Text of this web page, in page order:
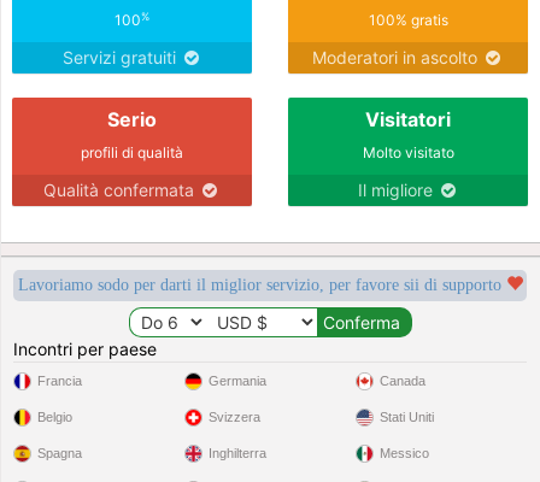
100%
Servizi gratuiti
100% gratis
Moderatori in ascolto
Serio
profili di qualità
Qualità confermata
Visitatori
Molto visitato
Il migliore
Lavoriamo sodo per darti il miglior servizio, per favore sii di supporto
Incontri per paese
Francia
Belgio
Spagna
Germania
Svizzera
Inghilterra
Canada
Stati Uniti
Messico